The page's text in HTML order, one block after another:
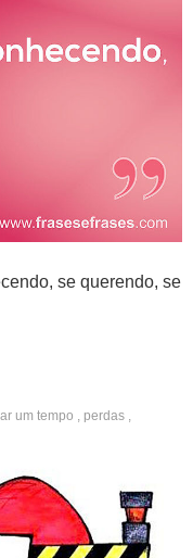
se querendo, se
um tempo perdas